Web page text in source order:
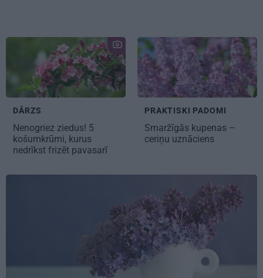
DĀRZS
Nenogriez ziedus! 5
košumkrūmi, kurus
nedrīkst frizēt pavasarī
PRAKTISKI PADOMI
Smaržīgās kupenas –
ceriņu uznāciens